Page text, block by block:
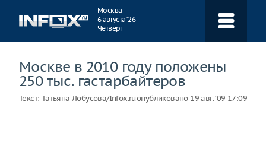
Москва
6 августа ‘26
Четверг
Москве в 2010 году положены
250 тыс. гастарбайтеров
Текст: Татьяна Лобусова/Infox.ruопубликовано 19 авг. ‘09 17:09